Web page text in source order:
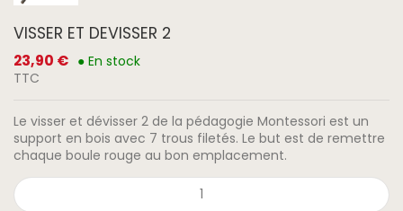
VISSER ET DEVISSER 2
23,90 € ● En stock
TTC
Le visser et dévisser 2 de la pédagogie Montessori est un
support en bois avec 7 trous filetés. Le but est de remettre
chaque boule rouge au bon emplacement.